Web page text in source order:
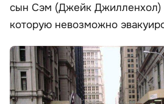
сын Сэм (Джейк Джилленхол)
которую невозможно